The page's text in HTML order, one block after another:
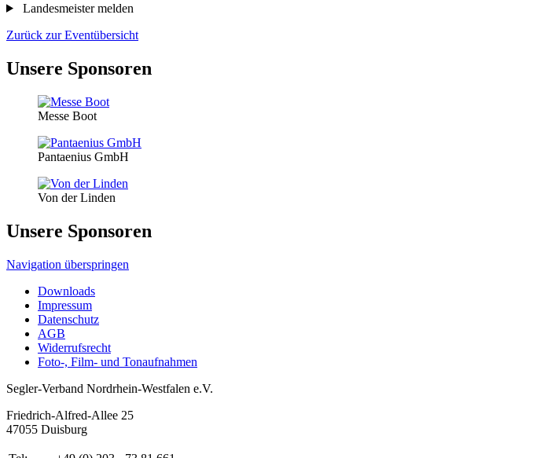
Landesmeister melden
Zurück zur Eventübersicht
Unsere Sponsoren
Messe Boot
Pantaenius GmbH
Von der Linden
Unsere Sponsoren
Navigation überspringen
Downloads
Impressum
Datenschutz
AGB
Widerrufsrecht
Foto-, Film- und Tonaufnahmen
Segler-Verband Nordrhein-Westfalen e.V.
Friedrich-Alfred-Allee 25
47055 Duisburg